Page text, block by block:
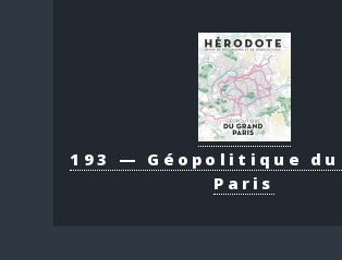
193 — Géopolitique du
Paris